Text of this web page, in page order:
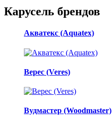
Карусель брендов
Акватекс (Aquatex)
Верес (Veres)
Вудмастер (Woodmaster)